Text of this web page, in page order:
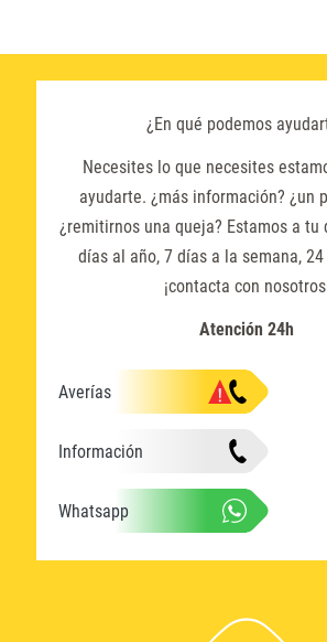
¿En qué podemos
Necesites lo que necesites
ayudarte. ¿más información? ¿un
¿remitirnos una queja? Estamos a tu
días al año, 7 días a la semana,
¡contacta con
Atención 24h
Averías
Información
Whatsapp